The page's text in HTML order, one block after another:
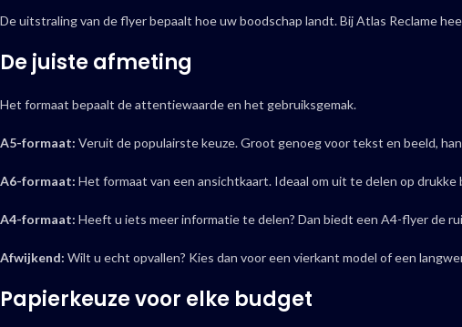
De uitstraling van de flyer bepaalt hoe uw boodschap landt. Bij Atlas Reclame
De juiste afmeting
Het formaat bepaalt de attentiewaarde en het gebruiksgemak.
A5-formaat: Veruit de populairste keuze. Groot genoeg voor tekst en beeld,
A6-formaat: Het formaat van een ansichtkaart. Ideaal om uit te delen op
A4-formaat: Heeft u iets meer informatie te delen? Dan biedt een A4-flyer de
Afwijkend: Wilt u echt opvallen? Kies dan voor een vierkant model of een
Papierkeuze voor elke budget